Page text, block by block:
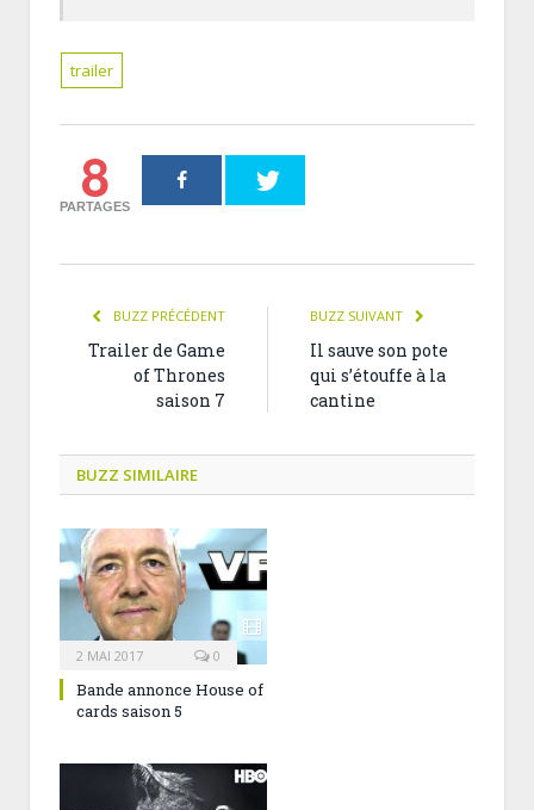
trailer
8
PARTAGES
BUZZ PRÉCÉDENT
Trailer de Game
of Thrones
saison 7
BUZZ SUIVANT
Il sauve son pote
qui s’étouffe à la
cantine
BUZZ SIMILAIRE
2 MAI 2017 0
Bande annonce House of
cards saison 5